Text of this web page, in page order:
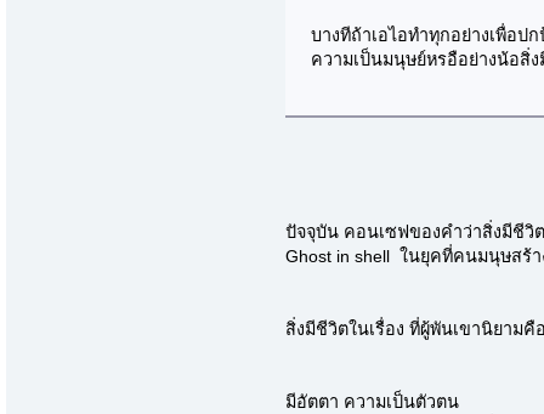
บางทีถ้าเอไอทำทุกอย่างเพื่อป
ความเป็นมนุษย์หรอือย่างน้อสิ่
ปัจจุบัน คอนเซฟของคำว่าสิ่งมีชีวิ
Ghost in shell ในยุคที่คนมนุษสร้า
สิ่งมีชีวิตในเรื่อง ที่ผู้พันเขานิยามคื
มีอัตตา ความเป็นตัวตน